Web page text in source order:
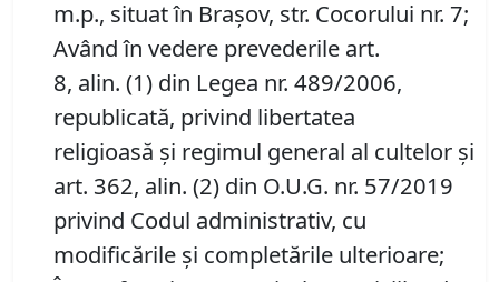
m.p., situat în Brașov, str. Cocorului nr. 7;
Având în vedere prevederile art.
8, alin. (1) din Legea nr. 489/2006,
republicată, privind libertatea
religioasă și regimul general al cultelor și
art. 362, alin. (2) din O.U.G. nr. 57/2019
privind Codul administrativ, cu
modificările și completările ulterioare;